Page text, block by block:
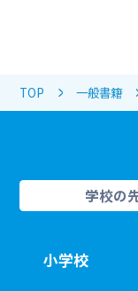
TOP 一般書籍
学校の
小学校